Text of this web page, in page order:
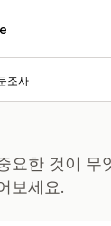
조사
요한 것이 무
보세요.